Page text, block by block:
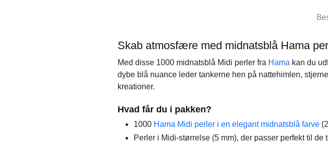
Skab atmosfære med midnatsblå Hama
Med disse 1000 midnatsblå Midi perler fra Hama kan du
dybe blå nuance leder tankerne hen på nattehimlen,
kreationer.
Hvad får du i pakken?
1000 Hama Midi perler i en elegant midnatsblå farve
Perler i Midi-størrelse (5 mm), der passer perfekt til de